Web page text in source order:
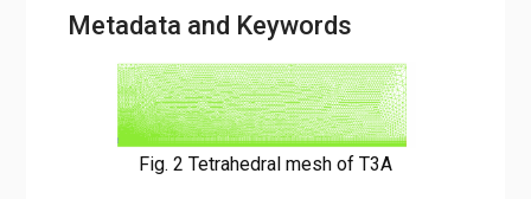
Metadata and Keywords
Fig. 2 Tetrahedral mesh of T3A